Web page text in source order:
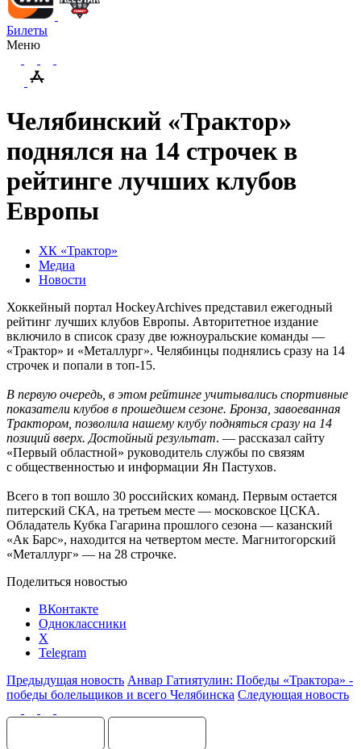
Билеты
Меню
Челябинский «Трактор»
поднялся на 14 строчек в
рейтинге лучших клубов
Европы
ХК «Трактор»
Медиа
Новости
Хоккейный портал HockeyArchives представил ежегодный
рейтинг лучших клубов Европы. Авторитетное издание
включило в список сразу две южноуральские команды —
«Трактор» и «Металлург». Челябинцы поднялись сразу на 14
строчек и попали в топ-15.
В первую очередь, в этом рейтинге учитывались спортивные
показатели клубов в прошедшем сезоне. Бронза, завоеванная
Трактором, позволила нашему клубу подняться сразу на 14
позиций вверх. Достойный результат. — рассказал сайту
«Первый областной» руководитель службы по связям
с общественностью и информации Ян Пастухов.
Всего в топ вошло 30 российских команд. Первым остается
питерский СКА, на третьем месте — московское ЦСКА.
Обладатель Кубка Гагарина прошлого сезона — казанский
«Ак Барс», находится на четвертом месте. Магнитогорский
«Металлург» — на 28 строчке.
Поделиться новостью
ВКонтакте
Одноклассники
X
Telegram
Предыдущая новость Анвар Гатиятулин: Победы «Трактора» -
победы болельщиков и всего Челябинска Следующая новость